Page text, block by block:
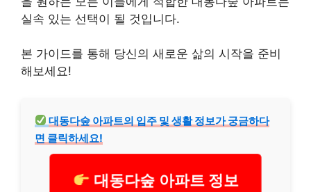
실속 있는 선택이 될 것입니다.
본 가이드를 통해 당신의 새로운 삶의 시작을 준비
해보세요!
대동다숲 아파트의 입주 및 생활 정보가 궁금하다
면 클릭하세요!
대동다숲 아파트 정보